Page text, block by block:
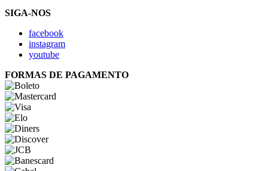
SIGA-NOS
facebook
instagram
youtube
FORMAS DE PAGAMENTO